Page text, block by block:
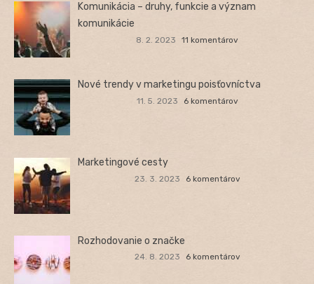
Komunikácia – druhy, funkcie a význam
komunikácie
8. 2. 2023 11 komentárov
Nové trendy v marketingu poisťovníctva
11. 5. 2023 6 komentárov
Marketingové cesty
23. 3. 2023 6 komentárov
Rozhodovanie o značke
24. 8. 2023 6 komentárov